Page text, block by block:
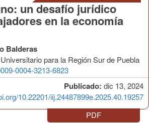
Publicado: dic 13, 2024
10.22201/iij.24487899e.2025.40.19257
un desafío jurídico
en la economía
Balderas
para la Región Sur de Puebla
0004-3213-6823
PDF